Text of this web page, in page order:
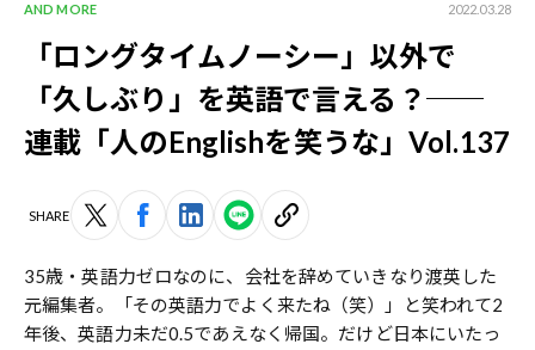
AND MORE 2022.03.28
「ロングタイムノーシー」以外で
「久しぶり」を英語で言える？──
連載「人のEnglishを笑うな」Vol.137
SHARE
35歳・英語力ゼロなのに、会社を辞めていきなり渡英した
元編集者。「その英語力でよく来たね（笑）」と笑われて2
年後、英語力未だ0.5であえなく帰国。だけど日本にいたっ